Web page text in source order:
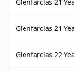
Glenfarclas 21
Glenfarclas 21
Glenfarclas 22